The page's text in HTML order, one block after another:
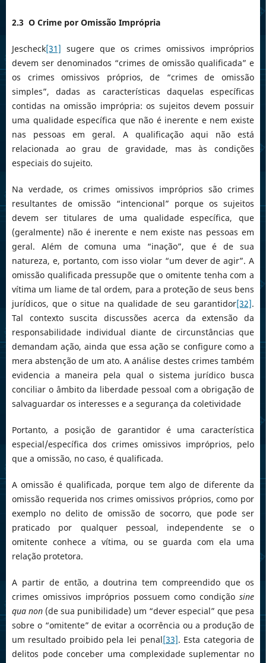
2.3 O Crime por Omissão Imprópria
Jescheck[31] sugere que os crimes omissivos impróprios
devem ser denominados “crimes de omissão qualificada” e
os crimes omissivos próprios, de “crimes de omissão
simples”, dadas as características daquelas específicas
contidas na omissão imprópria: os sujeitos devem possuir
uma qualidade específica que não é inerente e nem existe
nas pessoas em geral. A qualificação aqui não está
relacionada ao grau de gravidade, mas às condições
especiais do sujeito.
Na verdade, os crimes omissivos impróprios são crimes
resultantes de omissão “intencional” porque os sujeitos
devem ser titulares de uma qualidade específica, que
(geralmente) não é inerente e nem existe nas pessoas em
geral. Além de comuna uma “inação”, que é de sua
natureza, e, portanto, com isso violar “um dever de agir”. A
omissão qualificada pressupõe que o omitente tenha com a
vítima um liame de tal ordem, para a proteção de seus bens
jurídicos, que o situe na qualidade de seu garantidor[32].
Tal contexto suscita discussões acerca da extensão da
responsabilidade individual diante de circunstâncias que
demandam ação, ainda que essa ação se configure como a
mera abstenção de um ato. A análise destes crimes também
evidencia a maneira pela qual o sistema jurídico busca
conciliar o âmbito da liberdade pessoal com a obrigação de
salvaguardar os interesses e a segurança da coletividade
Portanto, a posição de garantidor é uma característica
especial/específica dos crimes omissivos impróprios, pelo
que a omissão, no caso, é qualificada.
A omissão é qualificada, porque tem algo de diferente da
omissão requerida nos crimes omissivos próprios, como por
exemplo no delito de omissão de socorro, que pode ser
praticado por qualquer pessoal, independente se o
omitente conhece a vítima, ou se guarda com ela uma
relação protetora.
A partir de então, a doutrina tem compreendido que os
crimes omissivos impróprios possuem como condiçãosine
qua non(de sua punibilidade) um “dever especial” que pesa
sobre o “omitente” de evitar a ocorrência ou a produção de
um resultado proibido pela lei penal[33]. Esta categoria de
delitos pode conceber uma complexidade suplementar no